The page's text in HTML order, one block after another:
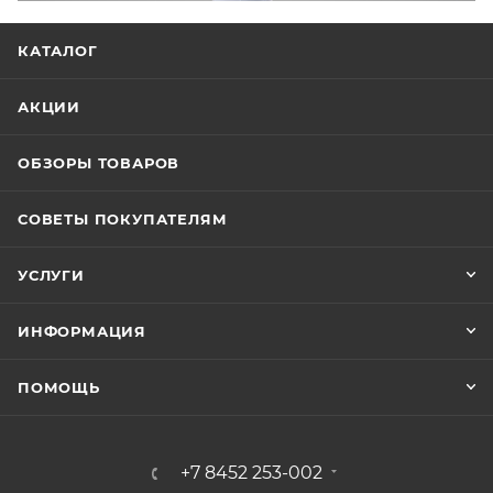
КАТАЛОГ
АКЦИИ
ОБЗОРЫ ТОВАРОВ
СОВЕТЫ ПОКУПАТЕЛЯМ
УСЛУГИ
ИНФОРМАЦИЯ
ПОМОЩЬ
+7 8452 253-002